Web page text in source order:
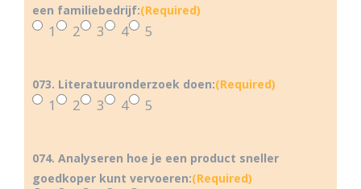
een familiebedrijf:(Required)
1 2 3 4 5
073. Literatuuronderzoek doen:(Required)
1 2 3 4 5
074. Analyseren hoe je een product sneller
goedkoper kunt vervoeren:(Required)